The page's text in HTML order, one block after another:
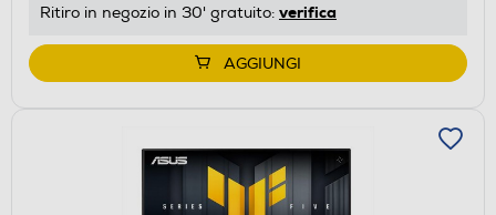
Ritiro in negozio in 30' gratuito: verifica
AGGIUNGI